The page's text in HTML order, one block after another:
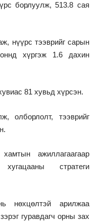
борлуулж, 513.8 сая
нүүрс тээврийг сарын
хүргэж 1.6 дахин
81 хувьд хүрсэн.
олборлолт, тээврийг
ажиллагаагаар
стратеги
нөхцөлтэй арилжаа
гуравдагч орны зах